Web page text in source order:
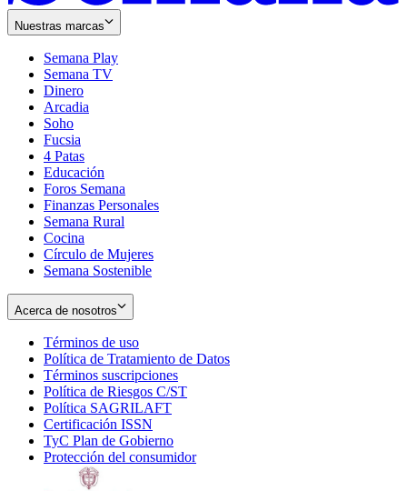
Nuestras marcas
Semana Play
Semana TV
Dinero
Arcadia
Soho
in
new
window
Fucsia
in
new
window
4 Patas
Educación
Foros Semana
Finanzas Personales
Semana Rural
Cocina
Círculo de Mujeres
Semana Sostenible
Acerca de nosotros
Términos de uso
in
new
window
Política de Tratamiento de Datos
Términos suscripciones
in
Política de Riesgos C/ST
Política SAGRILAFT
new
window
Certificación ISSN
in
new
TyC Plan de Gobierno
in
Protección del consumidorOpens